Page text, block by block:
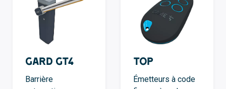
GARD GT4
Barrière
TOP
Émetteurs à code